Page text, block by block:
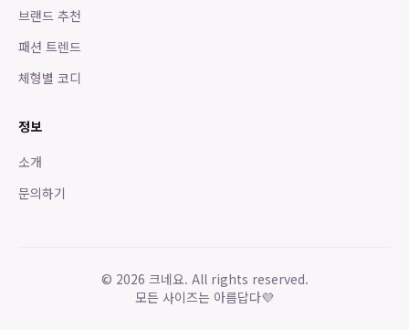
브랜드 추천
패션 트렌드
체형별 코디
정보
소개
문의하기
© 2026 크네요. All rights reserved.
모든 사이즈는 아름답다💜